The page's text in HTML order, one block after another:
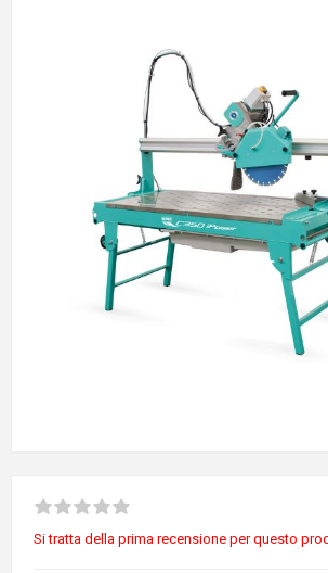
Si tratta della prima recensione per questo